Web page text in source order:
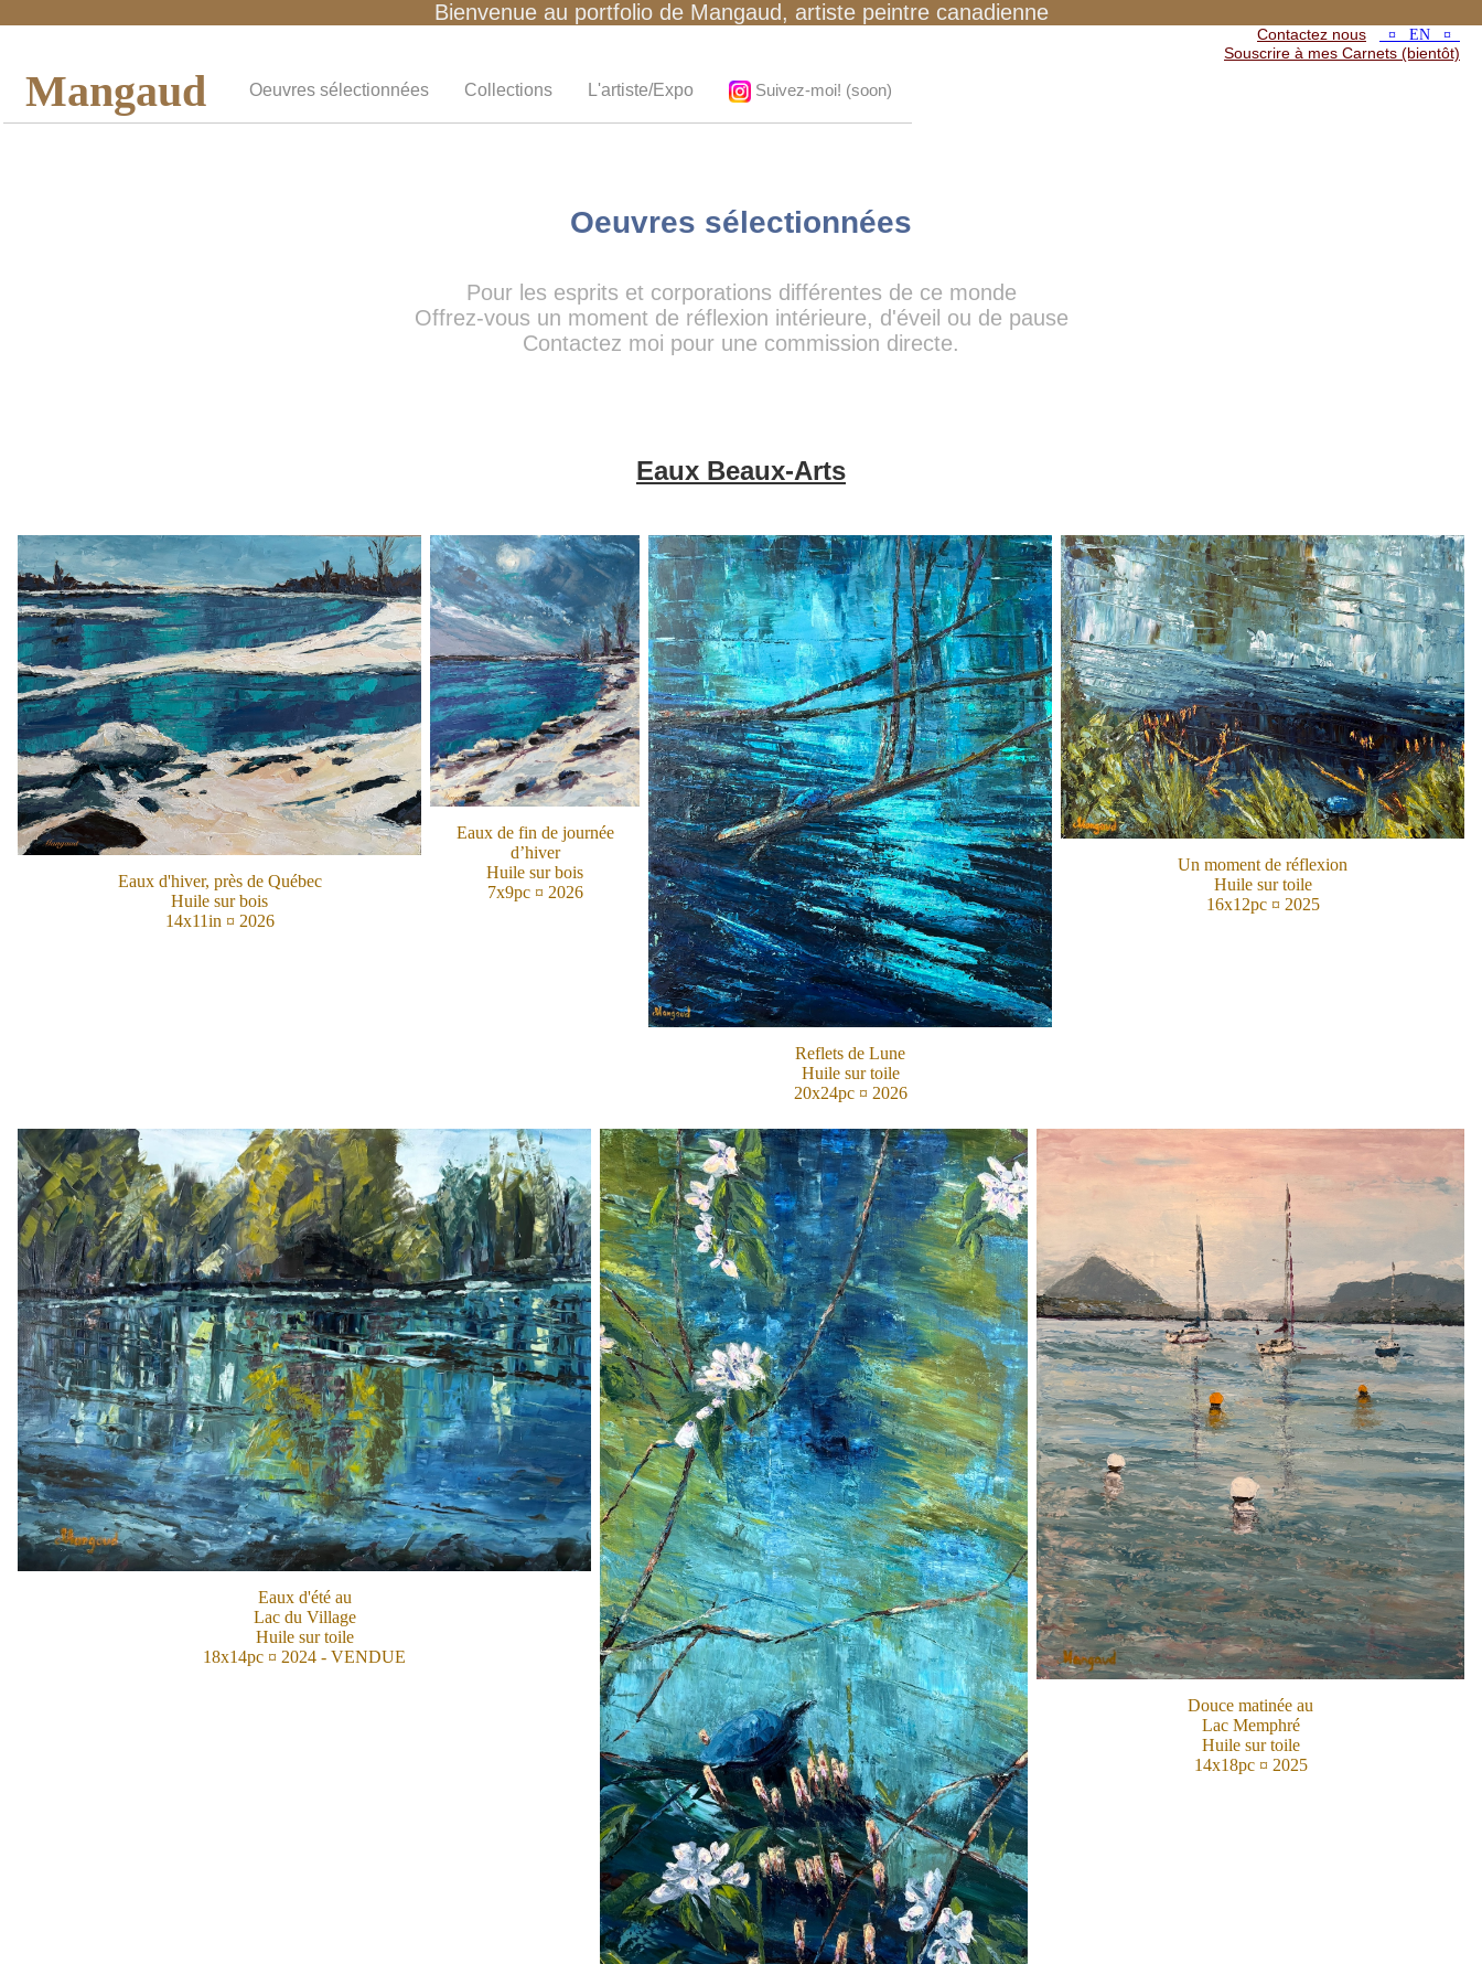
Bienvenue au portfolio de Mangaud, artiste peintre canadienne
Contactez nous ¤ EN ¤
Souscrire à mes Carnets (bientôt)
Mangaud Oeuvres sélectionnées Collections L'artiste/Expo Suivez-moi! (soon)
Oeuvres sélectionnées
Pour les esprits et corporations différentes de ce monde
Offrez-vous un moment de réflexion intérieure, d'éveil ou de pause
Contactez moi pour une commission directe.
Eaux Beaux-Arts
Eaux d'hiver, près de Québec
Huile sur bois
14x11in ¤ 2026
Eaux de fin de journée
d’hiver
Huile sur bois
7x9pc ¤ 2026
Reflets de Lune
Huile sur toile
20x24pc ¤ 2026
Un moment de réflexion
Huile sur toile
16x12pc ¤ 2025
Eaux d'été au
Lac du Village
Huile sur toile
18x14pc ¤ 2024 - VENDUE
Douce matinée au
Lac Memphré
Huile sur toile
14x18pc ¤ 2025